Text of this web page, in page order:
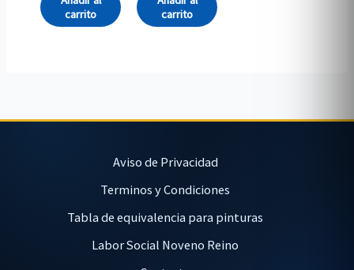
carrito
carrito
Aviso de Privacidad
Terminos y Condiciones
Tabla de equivalencia para pinturas
Labor Social Noveno Reino